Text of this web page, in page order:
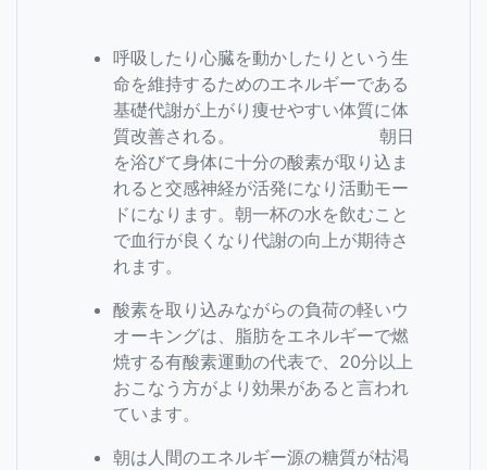
呼吸したり心臓を動かしたりという生
命を維持するためのエネルギーである
基礎代謝が上がり痩せやすい体質に体
質改善される。 朝日
を浴びて身体に十分の酸素が取り込ま
れると交感神経が活発になり活動モー
ドになります。朝一杯の水を飲むこと
で血行が良くなり代謝の向上が期待さ
れます。
酸素を取り込みながらの負荷の軽いウ
オーキングは、脂肪をエネルギーで燃
焼する有酸素運動の代表で、20分以上
おこなう方がより効果があると言われ
ています。
朝は人間のエネルギー源の糖質が枯渇